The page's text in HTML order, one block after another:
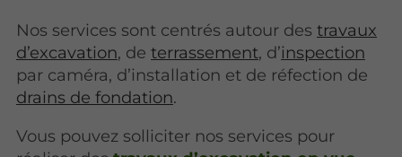
Nos services sont centrés autour destravaux
d’excavation, deterrassement, d’inspection
par caméra, d’installation et de réfection de
drains de fondation.
Vous pouvez solliciter nos services pour